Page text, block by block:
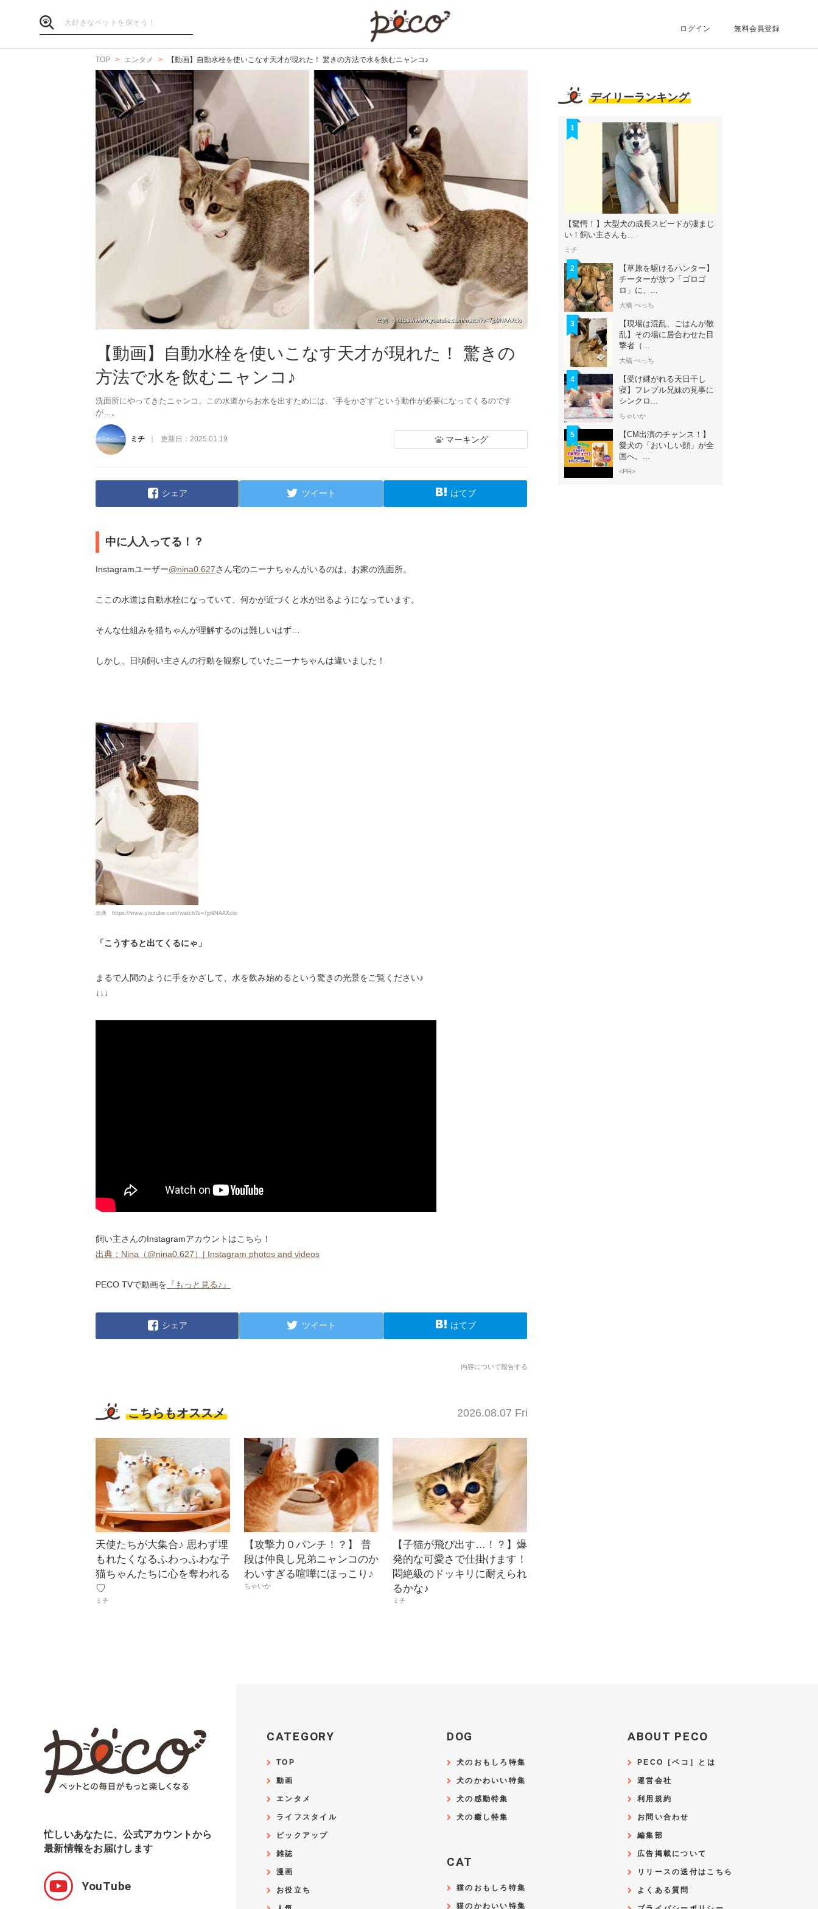
ログイン 無料会員登録
TOP エンタメ 【動画】自動水栓を使いこなす天才が現れた！ 驚きの方法で水を飲むニャンコ♪
出典 ： https://www.youtube.com/watch?v=7jp9NAAXclo
【動画】自動水栓を使いこなす天才が現れた！ 驚きの
方法で水を飲むニャンコ♪
洗面所にやってきたニャンコ。この水道からお水を出すためには、“手をかざす”という動作が必要になってくるのです
が…。
ミチ 更新日： 2025.01.19 マーキング
シェア ツイート はてブ
中に人入ってる！？
Instagramユーザー@nina0.627さん宅のニーナちゃんがいるのは、お家の洗面所。
ここの水道は自動水栓になっていて、何かが近づくと水が出るようになっています。
そんな仕組みを猫ちゃんが理解するのは難しいはず…
しかし、日頃飼い主さんの行動を観察していたニーナちゃんは違いました！
出典 https://www.youtube.com/watch?v=7jp9NAAXclo
「こうすると出てくるにゃ」
まるで人間のように手をかざして、水を飲み始めるという驚きの光景をご覧ください♪
↓↓↓
飼い主さんのInstagramアカウントはこちら！
出典：Nina（@nina0.627）| Instagram photos and videos
PECO TVで動画を 『もっと見る♪』
シェア ツイート はてブ
内容について報告する
こちらもオススメ 2026.08.07 Fri
天使たちが大集合♪ 思わず埋
もれたくなるふわっふわな子
猫ちゃんたちに心を奪われる
♡
ミチ
【攻撃力０パンチ！？】 普
段は仲良し兄弟ニャンコのか
わいすぎる喧嘩にほっこり♪
ちゃいか
【子猫が飛び出す…！？】爆
発的な可愛さで仕掛けます！
悶絶級のドッキリに耐えられ
るかな♪
ミチ
デイリーランキング
1
【驚愕！】大型犬の成長スピードが凄まじ
い！飼い主さんも...
ミチ
2
【草原を駆けるハンター】
チーターが放つ「ゴロゴ
ロ」に、...
大橋 ぺっち
3
【現場は混乱、ごはんが散
乱】その場に居合わせた目
撃者（...
大橋 ぺっち
4
【受け継がれる天日干し
寝】フレブル兄妹の見事に
シンクロ...
ちゃいか
5
【CM出演のチャンス！】
愛犬の「おいしい顔」が全
国へ。...
<PR>
忙しいあなたに、公式アカウントから
最新情報をお届けします
YouTube
CATEGORY
TOP
動画
エンタメ
ライフスタイル
ピックアップ
雑誌
漫画
お役立ち
DOG
犬のおもしろ特集
犬のかわいい特集
犬の感動特集
犬の癒し特集
CAT
猫のおもしろ特集
猫のかわいい特集
ABOUT PECO
PECO［ペコ］とは
運営会社
利用規約
お問い合わせ
編集部
広告掲載について
リリースの送付はこちら
よくある質問